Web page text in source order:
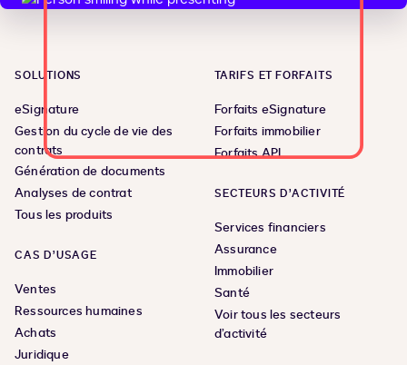
SOLUTIONS
eSignature
Gestion du cycle de vie des
contrats
Génération de documents
Analyses de contrat
Tous les produits
CAS D’USAGE
Ventes
Ressources humaines
Achats
Juridique
TARIFS ET FORFAITS
Forfaits eSignature
Forfaits immobilier
Forfaits API
SECTEURS D’ACTIVITÉ
Services financiers
Assurance
Immobilier
Santé
Voir tous les secteurs
d’activité